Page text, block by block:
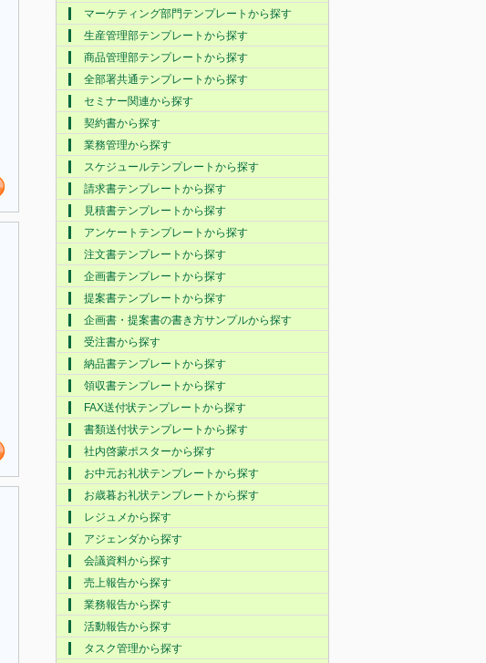
マーケティング部門テンプレートから探す
生産管理部テンプレートから探す
商品管理部テンプレートから探す
全部署共通テンプレートから探す
セミナー関連から探す
契約書から探す
業務管理から探す
スケジュールテンプレートから探す
請求書テンプレートから探す
見積書テンプレートから探す
アンケートテンプレートから探す
注文書テンプレートから探す
企画書テンプレートから探す
提案書テンプレートから探す
企画書・提案書の書き方サンプルから探す
受注書から探す
納品書テンプレートから探す
領収書テンプレートから探す
FAX送付状テンプレートから探す
書類送付状テンプレートから探す
社内啓蒙ポスターから探す
お中元お礼状テンプレートから探す
お歳暮お礼状テンプレートから探す
レジュメから探す
アジェンダから探す
会議資料から探す
売上報告から探す
業務報告から探す
活動報告から探す
タスク管理から探す